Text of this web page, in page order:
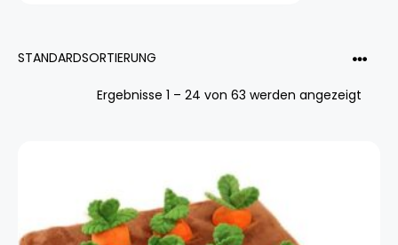
Ergebnisse 1 – 24 von 63 werden angezeigt